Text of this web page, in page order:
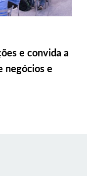
e convida a
negócios e